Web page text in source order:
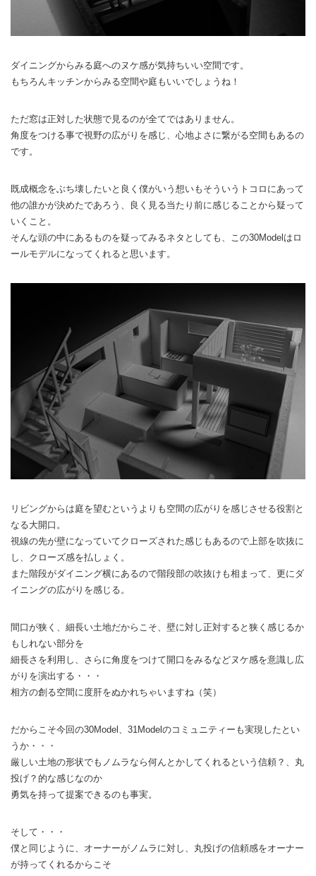
ダイニングからみる庭へのヌケ感が気持ちいい空間です。
もちろんキッチンからみる空間や庭もいいでしょうね！
ただ窓は正対した状態で見るのが全てではありません。
角度をつける事で視野の広がりを感じ、心地よさに繋がる空間もあるの
です。
既成概念をぶち壊したいと良く僕がいう想いもそういうトコロにあって
他の誰かが決めたであろう、良く見る当たり前に感じることから疑って
いくこと。
そんな頭の中にあるものを疑ってみるネタとしても、この30Modelはロ
ールモデルになってくれると思います。
リビングからは庭を望むというよりも空間の広がりを感じさせる役割と
なる大開口。
視線の先が壁になっていてクローズされた感じもあるので上部を吹抜に
し、クローズ感を払しょく。
また階段がダイニング横にあるので階段部の吹抜けも相まって、更にダ
イニングの広がりを感じる。
間口が狭く、細長い土地だからこそ、壁に対し正対すると狭く感じるか
もしれない部分を
細長さを利用し、さらに角度をつけて開口をみるなどヌケ感を意識し広
がりを演出する・・・
相方の創る空間に度肝をぬかれちゃいますね（笑）
だからこそ今回の30Model、31Modelのコミュニティーも実現したとい
うか・・・
厳しい土地の形状でもノムラなら何んとかしてくれるという信頼？、丸
投げ？的な感じなのか
勇気を持って提案できるのも事実。
そして・・・
僕と同じように、オーナーがノムラに対し、丸投げの信頼感をオーナー
が持ってくれるからこそ